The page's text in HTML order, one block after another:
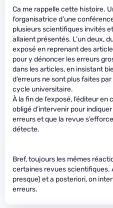
Ca me rappelle cette histoire.
l’organisatrice d’une
plusieurs scientifiques invités
allaient présentés. L’un deux,
exposé en reprenant des
pour y dénoncer les erreurs
dans les articles, en insistant
d’erreurs ne sont plus faites
cycle universitaire.
À la fin de l’exposé, l’éditeur
obligé d’intervenir pour
erreurs et que la revue
détecte.
Bref, toujours les mêmes
certaines revues scientifiques.
presque) et a posteriori, on
erreurs.